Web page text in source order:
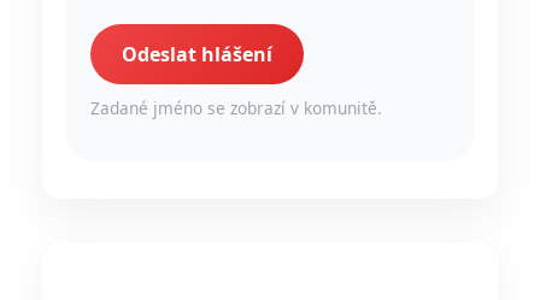
Odeslat hlášení
Zadané jméno se zobrazí v komunitě.